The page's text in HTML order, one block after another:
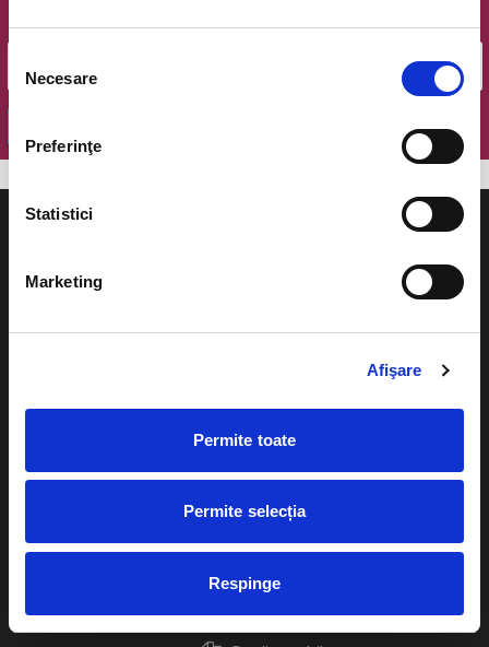
consimțământului
Necesare
Preferinţe
Statistici
Marketing
Afişare
Permite toate
Permite selecția
Respinge
Cum comand bilete?
Plata online sau cash
Livrare prin curier
Returnare bilete
Diverse